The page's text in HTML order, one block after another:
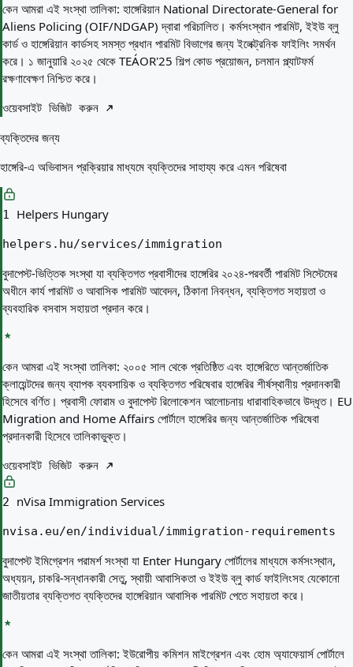
কেন আমরা এই সংস্থা তালিকা: হাঙ্গেরিয়ান National Directorate-General for
Aliens Policing (OIF/NDGAP) দ্বারা পরিচালিত। কর্মসংস্থান পারমিট, ইইউ ব্লু
কার্ড ও হাঙ্গেরিয়ান কার্ডসহ সমস্ত প্রধান পারমিট বিভাগের জন্য ইলেক্ট্রনিক ফাইলিং সমর্থন
করে। ১ জানুয়ারি ২০২৫ থেকে TEÁOR'25 শিল্প কোড প্রয়োজন, চলমান প্ল্যাটফর্ম
রক্ষণাবেক্ষণ নিশ্চিত করে।
ওয়েবসাইট ভিজিট করুন
ব্যক্তিদের জন্য
হাঙ্গেরি-এ অভিবাসন প্রক্রিয়ার মাধ্যমে ব্যক্তিদের সাহায্য করে এমন পরিষেবা
1 Helpers Hungary
helpers.hu/services/immigration
বুদাপেস্ট-ভিত্তিক সংস্থা যা ব্যক্তিগত প্রবাসীদের হাঙ্গেরির ২০২৪-পরবর্তী পারমিট সিস্টেমের
অধীনে কার্য পারমিট ও আবাসিক পারমিট আবেদন, ঠিকানা নিবন্ধন, ব্যক্তিগত সহায়তা ও
ব্যবহারিক বসবাস সহায়তা প্রদান করে।
কেন আমরা এই সংস্থা তালিকা: ২০০৫ সাল থেকে প্রতিষ্ঠিত এবং হাঙ্গেরিতে আন্তর্জাতিক
ক্লায়েন্টদের জন্য ব্যাপক ব্যবসায়িক ও ব্যক্তিগত পরিষেবার হাঙ্গেরির শীর্ষস্থানীয় প্রদানকারী
হিসেবে বর্ণিত। প্রবাসী ফোরাম ও বুদাপেস্ট রিলোকেশন আলোচনায় ধারাবাহিকভাবে উদ্ধৃত। EU
Migration and Home Affairs পোর্টালে হাঙ্গেরির জন্য আন্তর্জাতিক পরিষেবা
প্রদানকারী হিসেবে তালিকাভুক্ত।
ওয়েবসাইট ভিজিট করুন
2 nVisa Immigration Services
nvisa.eu/en/individual/immigration-requirements
বুদাপেস্ট ইমিগ্রেশন পরামর্শ সংস্থা যা Enter Hungary পোর্টালের মাধ্যমে কর্মসংস্থান,
অধ্যয়ন, চাকরি-সন্ধানকারী সেতু, স্থায়ী আবাসিকতা ও ইইউ ব্লু কার্ড ফাইলিংসহ যেকোনো
জাতীয়তার ব্যক্তিগত ব্যক্তিদের হাঙ্গেরিয়ান আবাসিক পারমিট পেতে সহায়তা করে।
কেন আমরা এই সংস্থা তালিকা:ইউরোপীয় কমিশন মাইগ্রেশন এবং হোম অ্যাফেয়ার্স পোর্টালে